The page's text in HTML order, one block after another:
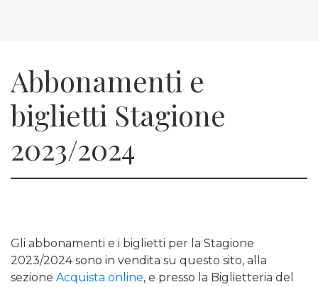
Abbonamenti e
biglietti Stagione
2023/2024
Gli abbonamenti e i biglietti per la Stagione
2023/2024 sono in vendita su questo sito, alla
sezione Acquista online, e presso la Biglietteria del